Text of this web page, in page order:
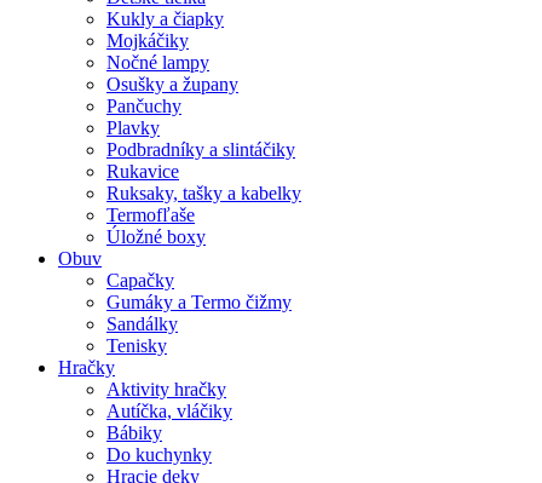
Kukly a čiapky
Mojkáčiky
Nočné lampy
Osušky a župany
Pančuchy
Plavky
Podbradníky a slintáčiky
Rukavice
Ruksaky, tašky a kabelky
Termofľaše
Úložné boxy
Obuv
Capačky
Gumáky a Termo čižmy
Sandálky
Tenisky
Hračky
Aktivity hračky
Autíčka, vláčiky
Bábiky
Do kuchynky
Hracie deky